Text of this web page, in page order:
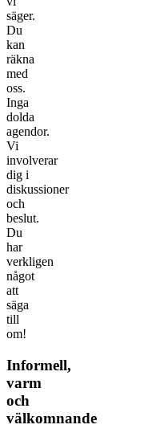
säger.
Du
kan
räkna
med
oss.
Inga
dolda
agendor.
Vi
involverar
dig i
diskussioner
och
beslut.
Du
har
verkligen
något
att
säga
till
om!
Informell,
varm
och
välkomnande